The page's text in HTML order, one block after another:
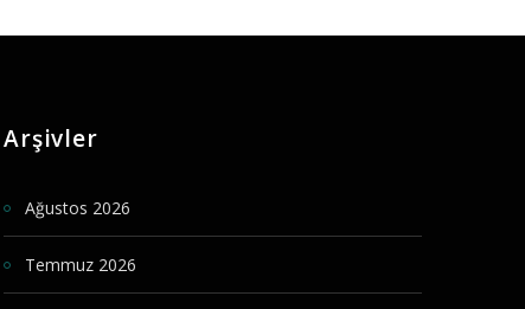
Arşivler
Ağustos 2026
Temmuz 2026